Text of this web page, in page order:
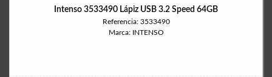
Intenso 3533490 Lápiz USB 3.2 Speed 64GB
Referencia: 3533490
Marca: INTENSO